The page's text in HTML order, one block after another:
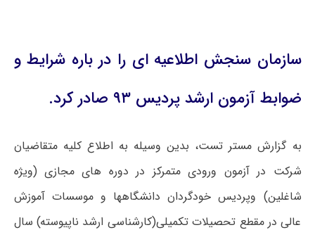
سازمان سنجش اطلاعیه ای را در باره شرایط و
ضوابط آزمون ارشد پردیس ۹۳ صادر کرد.
به گزارش مستر تست، بدین وسیله به اطلاع کلیه متقاضیان
شرکت در آزمون ورودی متمرکز در دوره های مجازی (ویژه
شاغلین) وپردیس خودگردان دانشگاهها و موسسات آموزش
عالی در مقطع تحصیلات تکمیلی(کارشناسی ارشد ناپیوسته) سال